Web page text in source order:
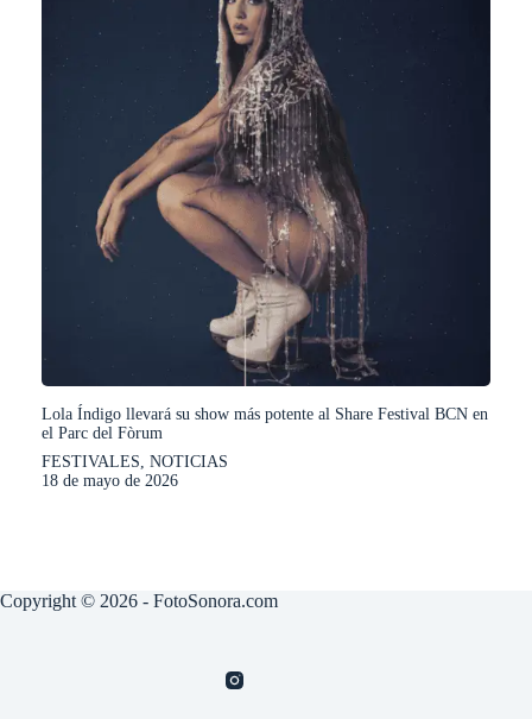
Lola Índigo llevará su show más potente al Share Festival BCN en
el Parc del Fòrum
FESTIVALES NOTICIAS
18 de mayo de 2026
Copyright © 2026 - FotoSonora.com